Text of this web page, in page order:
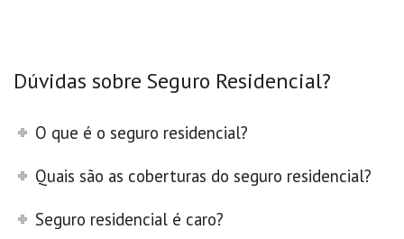
Dúvidas sobre Seguro Residencial?
O que é o seguro residencial?
Quais são as coberturas do seguro residencial?
Seguro residencial é caro?